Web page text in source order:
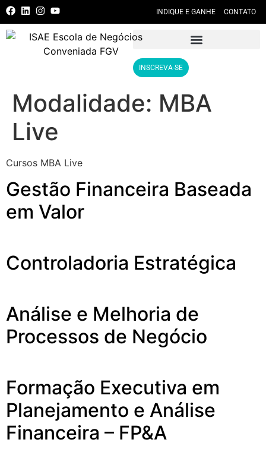
INDIQUE E GANHE CONTATO
INSCREVA-SE
Modalidade: MBA
Live
Cursos MBA Live
Gestão Financeira Baseada
em Valor
Controladoria Estratégica
Análise e Melhoria de
Processos de Negócio
Formação Executiva em
Planejamento e Análise
Financeira – FP&A